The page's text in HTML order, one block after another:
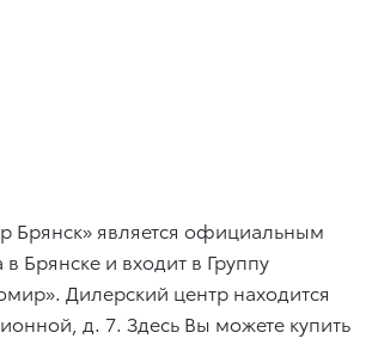
Брянск» является официальным
Брянске и входит в Группу
Дилерский центр находится
д. 7. Здесь Вы можете купить